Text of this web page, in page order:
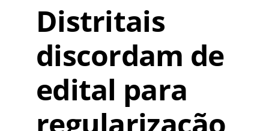
Distritais
discordam de
edital para